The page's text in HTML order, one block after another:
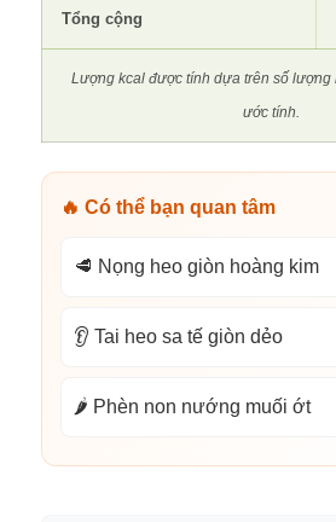
Tổng cộng
Lượng kcal được tính dựa trên số lượng
ước tính.
🔥 Có thể bạn quan tâm
🥩 Nọng heo giòn hoàng kim
👂 Tai heo sa tế giòn dẻo
🌶️ Phèn non nướng muối ớt